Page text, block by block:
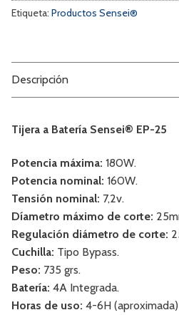
Etiqueta: Productos Sensei®
Descripción
Tijera a Batería Sensei® EP-25
Potencia máxima: 180W.
Potencia nominal: 160W.
Tensión nominal: 7,2v.
Díametro máximo de corte:
Regulación diámetro de corte:
Cuchilla: Tipo Bypass.
Peso: 735 grs.
Batería: 4A Integrada.
Horas de uso: 4-6H (aproximada)